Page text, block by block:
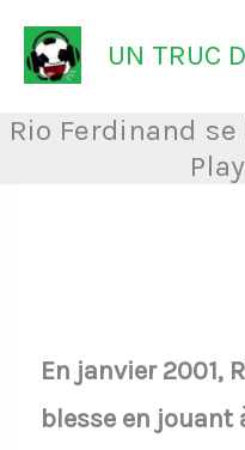
Aller
au
contenu
UN TRUC
Rio Ferdinand
En janvier 2001,
blesse en jouant